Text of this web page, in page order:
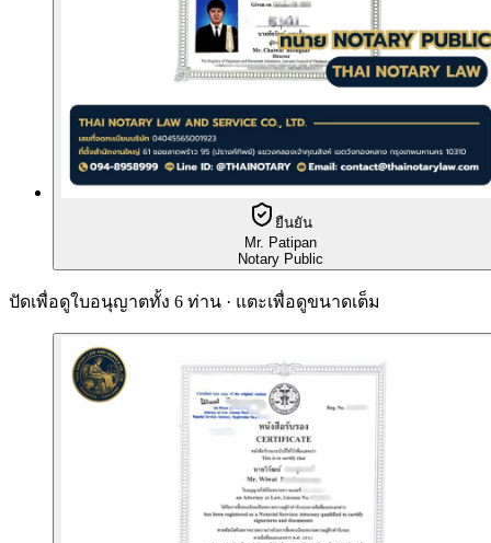
ยืนยัน
Mr. Patipan
Notary Public
ปัดเพื่อดูใบอนุญาตทั้ง 6 ท่าน · แตะเพื่อดูขนาดเต็ม